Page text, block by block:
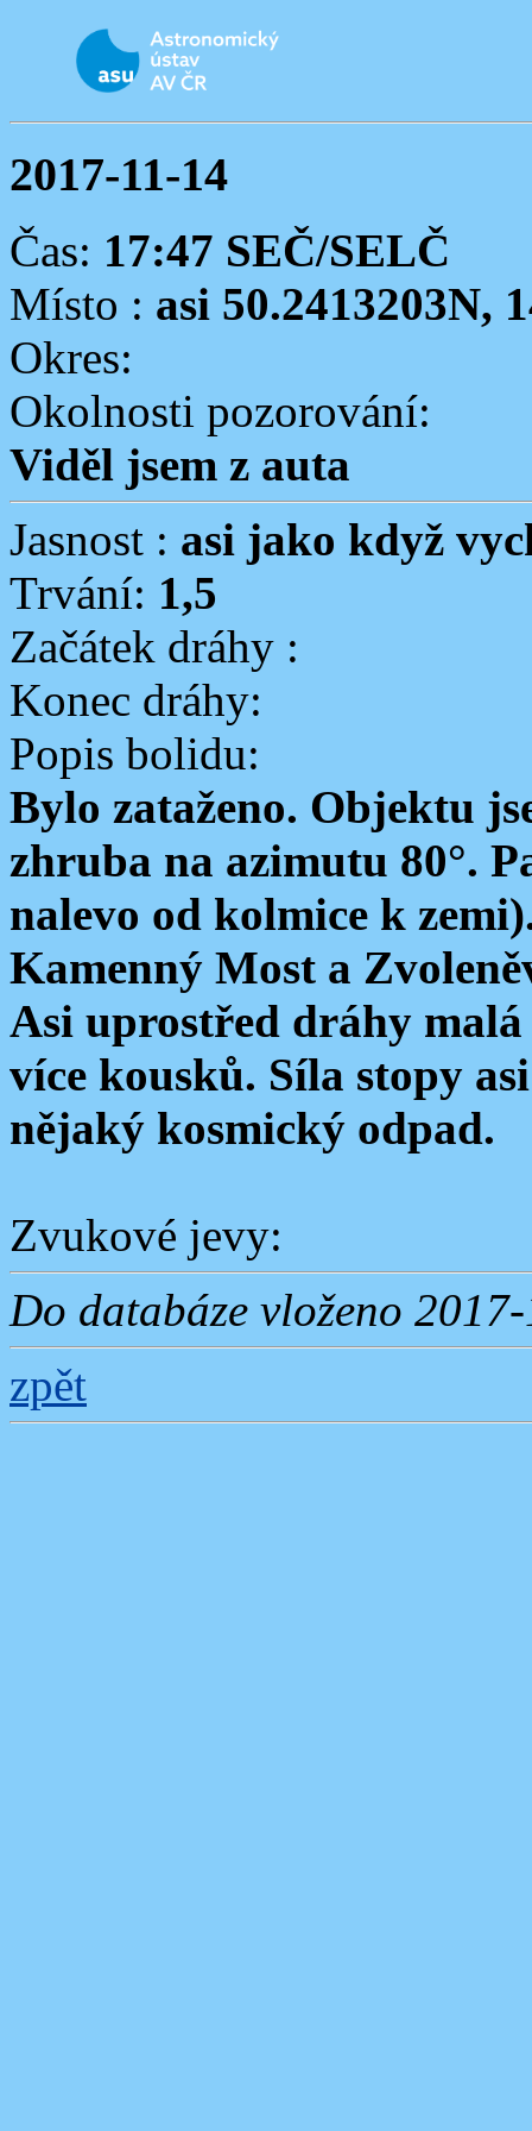
2017-11-14
Čas: 17:47 SEČ/SELČ
Místo : asi 50.2413203N,
Okres:
Okolnosti pozorování:
Viděl jsem z auta
Jasnost : asi jako když
Trvání: 1,5
Začátek dráhy :
Konec dráhy:
Popis bolidu:
Bylo zataženo. Objektu
zhruba na azimutu 80°.
nalevo od kolmice k
Kamenný Most a
Asi uprostřed dráhy malá
více kousků. Síla stopy
nějaký kosmický odpad.
Zvukové jevy:
Do databáze vloženo
zpět